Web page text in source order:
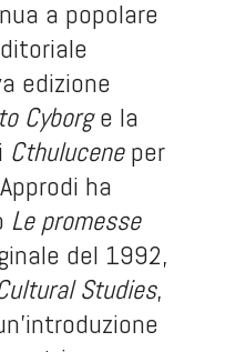
a popolare
edizione
Cyborge la
Cthuluceneper
ha
Le promesse
del 1992,
Studies,